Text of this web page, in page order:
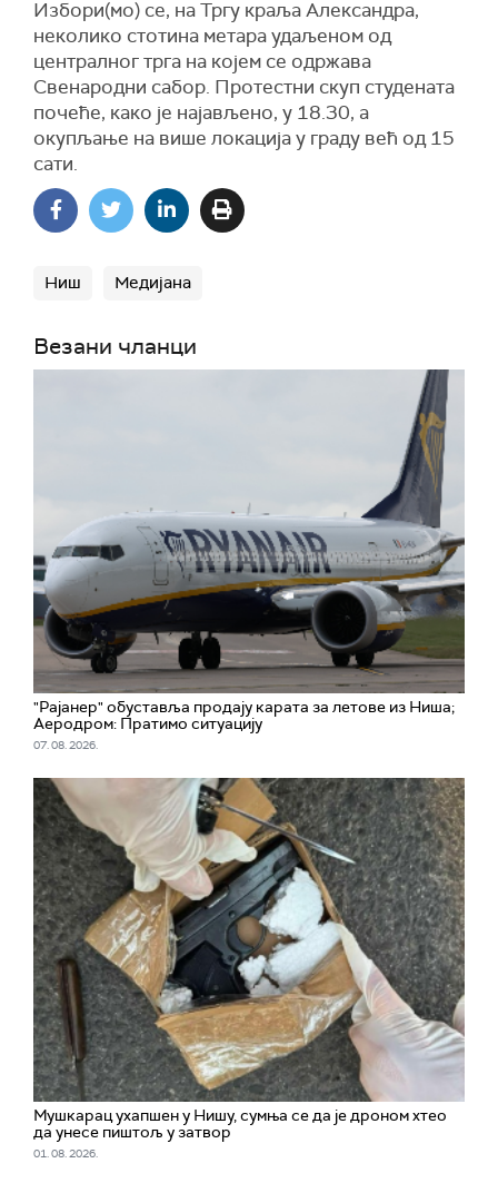
Избори(мо) се, на Тргу краља Александра,
неколико стотина метара удаљеном од
централног трга на којем се одржава
Свенародни сабор. Протестни скуп студената
почеће, како је најављено, у 18.30, а
окупљање на више локација у граду већ од 15
сати.
Ниш Медијана
Везани чланци
"Рајанер" обуставља продају карата за летове из Ниша;
Аеродром: Пратимо ситуацију
07. 08. 2026.
Мушкарац ухапшен у Нишу, сумња се да је дроном хтео
да унесе пиштољ у затвор
01. 08. 2026.